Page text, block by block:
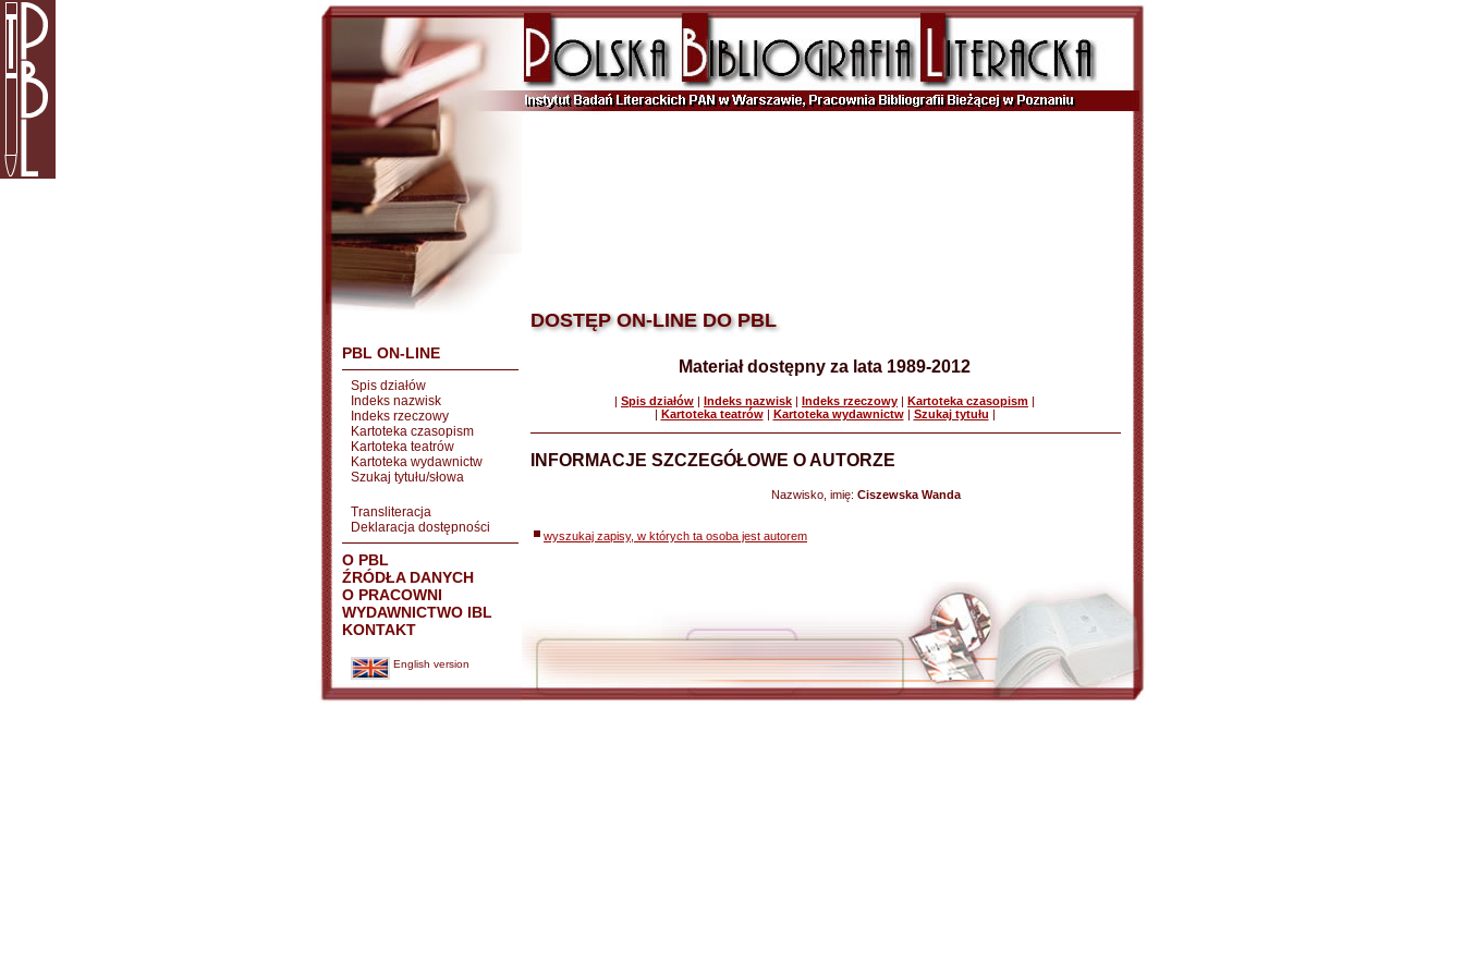
PBL ON-LINE
Spis działów
Indeks nazwisk
Indeks rzeczowy
Kartoteka czasopism
Kartoteka teatrów
Kartoteka wydawnictw
Szukaj tytułu/słowa
Transliteracja
Deklaracja dostępności
O PBL
ŹRÓDŁA DANYCH
O PRACOWNI
WYDAWNICTWO IBL
KONTAKT
English version
DOSTĘP ON-LINE DO PBL
Materiał dostępny za lata 1989-2012
| Spis działów | Indeks nazwisk | Indeks rzeczowy | Kartoteka czasopism |
| Kartoteka teatrów| Kartoteka wydawnictw| Szukaj tytułu |
INFORMACJE SZCZEGÓŁOWE O AUTORZE
Nazwisko, imię: Ciszewska Wanda
wyszukaj zapisy, w których ta osoba jest autorem